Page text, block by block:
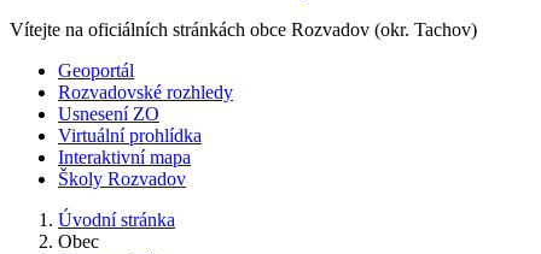
Vítejte na oficiálních stránkách obce Rozvadov (okr. Tachov)
Geoportál
Rozvadovské rozhledy
Usnesení ZO
Virtuální prohlídka
Interaktivní mapa
Školy Rozvadov
Úvodní stránka
Obec